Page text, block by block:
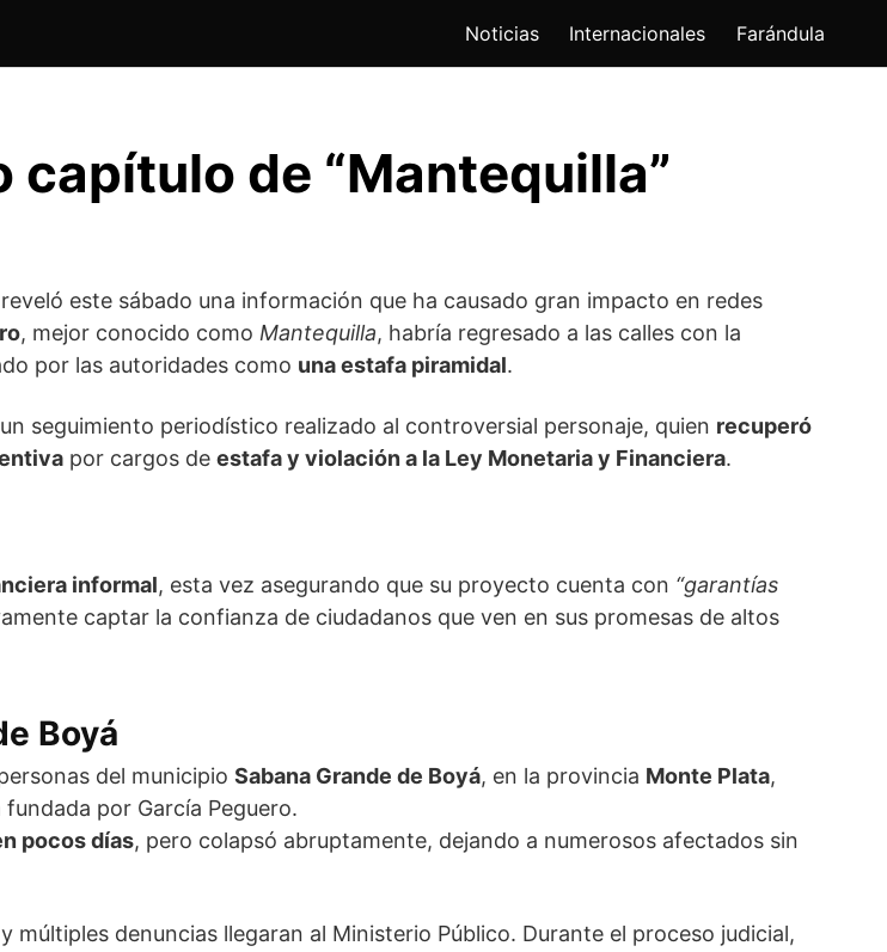
Noticias Internacionales Farándula
capítulo de “Mantequilla”
reveló este sábado una información que ha causado gran impacto en redes
, mejor conocido como Mantequilla, habría regresado a las calles con la
por las autoridades como una estafa piramidal.
seguimiento periodístico realizado al controversial personaje, quien recuperó
por cargos de estafa y violación a la Ley Monetaria y Financiera.
informal, esta vez asegurando que su proyecto cuenta con “garantías
captar la confianza de ciudadanos que ven en sus promesas de altos
Boyá
del municipio Sabana Grande de Boyá, en la provincia Monte Plata,
fundada por García Peguero.
pocos días, pero colapsó abruptamente, dejando a numerosos afectados sin
denuncias llegaran al Ministerio Público. Durante el proceso judicial,